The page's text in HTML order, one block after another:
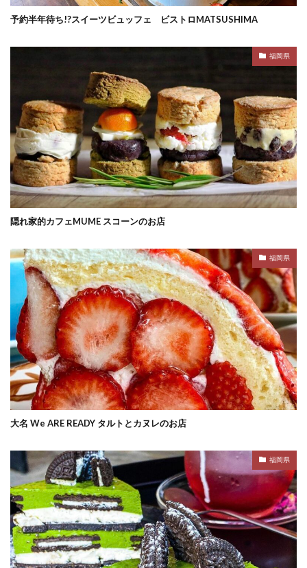
予約半年待ち!?スイーツビュッフェ ビストロMATSUSHIMA
福岡県
隠れ家的カフェMUME スコーンのお店
福岡県
大名 We ARE READY タルトとカヌレのお店
福岡県